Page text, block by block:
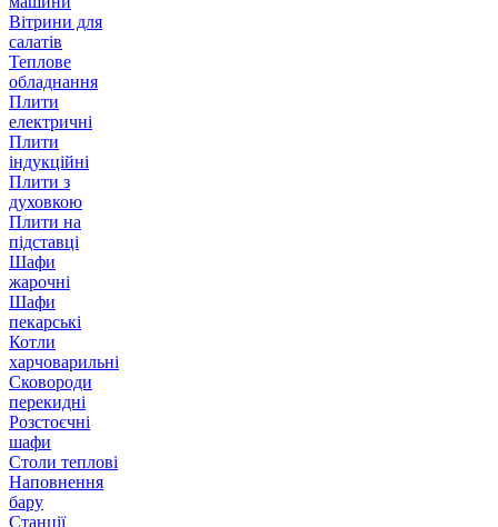
Вітрини для
салатів
Теплове
обладнання
Плити
електричні
Плити
індукційні
Плити з
духовкою
Плити на
підставці
Шафи
жарочні
Шафи
пекарські
Котли
харчоварильні
Сковороди
перекидні
Розстоєчні
шафи
Столи теплові
Наповнення
бару
Станції